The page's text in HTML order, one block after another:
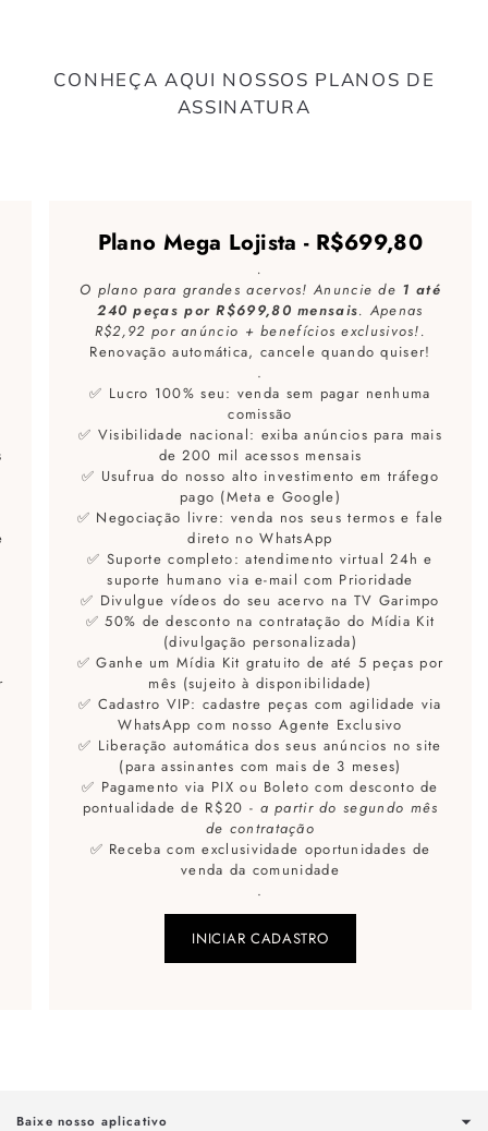
CONHEÇA AQUI NOSSOS PLANOS DE
ASSINATURA
Plano Mega Lojista - R$699,80
.
O plano para grandes acervos! Anuncie de 1 até
240 peças por R$699,80 mensais. Apenas
R$2,92 por anúncio + benefícios exclusivos!.
Renovação automática, cancele quando quiser!
.
✅ Lucro 100% seu: venda sem pagar nenhuma
comissão
✅ Visibilidade nacional: exiba anúncios para mais
de 200 mil acessos mensais
✅ Usufrua do nosso alto investimento em tráfego
pago (Meta e Google)
✅ Negociação livre: venda nos seus termos e fale
direto no WhatsApp
✅ Suporte completo: atendimento virtual 24h e
suporte humano via e-mail com Prioridade
✅ Divulgue vídeos do seu acervo na TV Garimpo
✅ 50% de desconto na contratação do Mídia Kit
(divulgação personalizada)
✅ Ganhe um Mídia Kit gratuito de até 5 peças por
mês (sujeito à disponibilidade)
✅ Cadastro VIP: cadastre peças com agilidade via
WhatsApp com nosso Agente Exclusivo
✅ Liberação automática dos seus anúncios no site
(para assinantes com mais de 3 meses)
✅ Pagamento via PIX ou Boleto com desconto de
pontualidade de R$20 - a partir do segundo mês
de contratação
✅ Receba com exclusividade oportunidades de
venda da comunidade
.
INICIAR CADASTRO
Baixe nosso aplicativo